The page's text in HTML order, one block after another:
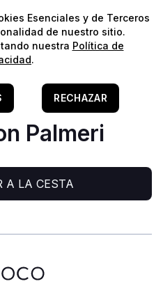
superiores a 60€!*⭐️
Black -
Palmeri
A LA CESTA
Esenciales y de Terceros
de nuestro sitio.
nuestra Política de
.
RECHAZAR